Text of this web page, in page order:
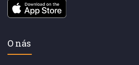
O nás